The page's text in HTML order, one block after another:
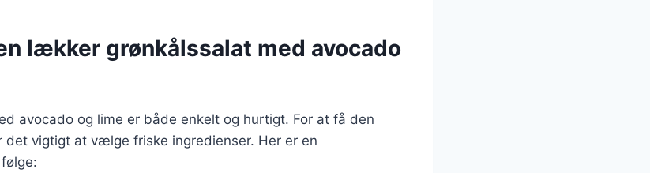
lækker grønkålssalat med avocado
avocado og lime er både enkelt og hurtigt. For at få den
det vigtigt at vælge friske ingredienser. Her er en